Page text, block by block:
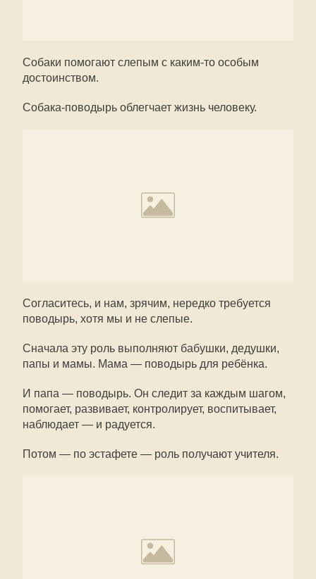
Собаки помогают слепым с каким-то особым
достоинством.
Собака-поводырь облегчает жизнь человеку.
Согласитесь, и нам, зрячим, нередко требуется
поводырь, хотя мы и не слепые.
Сначала эту роль выполняют бабушки, дедушки,
папы и мамы. Мама — поводырь для ребёнка.
И папа — поводырь. Он следит за каждым шагом,
помогает, развивает, контролирует, воспитывает,
наблюдает — и радуется.
Потом — по эстафете — роль получают учителя.